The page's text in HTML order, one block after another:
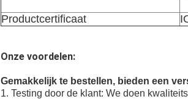
Productcertificaat
Onze voordelen:
Gemakkelijk te bestellen, bieden een
1. Testing door de klant: We doen